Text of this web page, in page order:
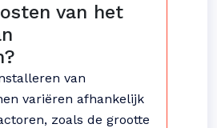
van het
van
variëren afhankelijk
zoals de grootte